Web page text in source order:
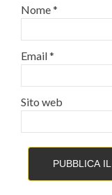
Nome*
Email*
Sito web